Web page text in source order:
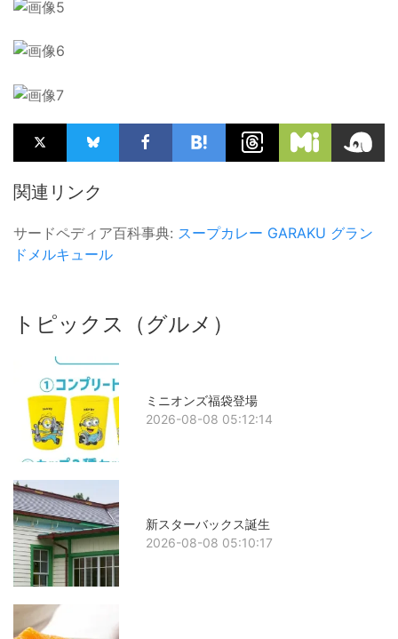
関連リンク
サードペディア百科事典: スープカレー GARAKU グラン
ドメルキュール
トピックス（グルメ）
ミニオンズ福袋登場
2026-08-08 05:12:14
新スターバックス誕生
2026-08-08 05:10:17